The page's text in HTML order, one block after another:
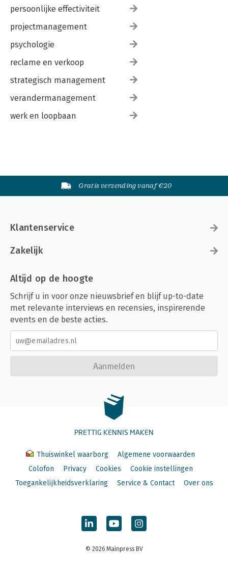
persoonlijke effectiviteit
projectmanagement
psychologie
reclame en verkoop
strategisch management
verandermanagement
werk en loopbaan
Gratis verzending vanaf €20
Klantenservice
Zakelijk
Altijd op de hoogte
Schrijf u in voor onze nieuwsbrief en blijf up-to-date
met relevante interviews en recensies, inspirerende
events en de beste acties.
Aanmelden
PRETTIG KENNIS MAKEN
Thuiswinkel waarborg
Algemene voorwaarden
Colofon
Privacy Cookies
Cookie instellingen
Toegankelijkheidsverklaring
Service & Contact Over ons
© 2026 Mainpress BV